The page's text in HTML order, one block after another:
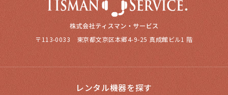
〒113-0033 東京都文京区本郷4-9-25 真成館ビル1 階
レンタル機器を探す